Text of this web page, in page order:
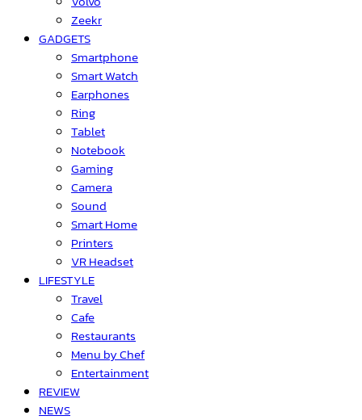
Zeekr
GADGETS
Smartphone
Smart Watch
Earphones
Ring
Tablet
Notebook
Gaming
Camera
Sound
Smart Home
Printers
VR Headset
LIFESTYLE
Travel
Cafe
Restaurants
Menu by Chef
Entertainment
REVIEW
NEWS